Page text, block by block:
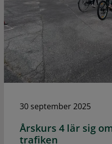
30 september 2025
Årskurs 4 lär sig
trafiken